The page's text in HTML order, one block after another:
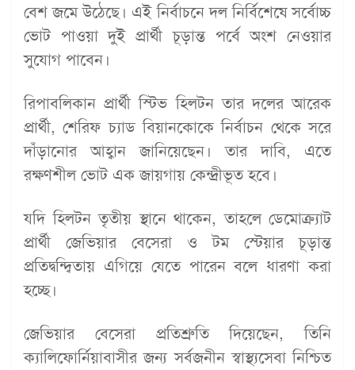
বেশ জমে উঠেছে। এই নির্বাচনে দল নির্বিশেষে সর্বোচ্চ
ভোট পাওয়া দুই প্রার্থী চূড়ান্ত পর্বে অংশ নেওয়ার
সুযোগ পাবেন।
রিপাবলিকান প্রার্থী স্টিভ হিলটন তার দলের আরেক
প্রার্থী, শেরিফ চ্যাড বিয়ানকোকে নির্বাচন থেকে সরে
দাঁড়ানোর আহ্বান জানিয়েছেন। তার দাবি, এতে
রক্ষণশীল ভোট এক জায়গায় কেন্দ্রীভূত হবে।
যদি হিলটন তৃতীয় স্থানে থাকেন, তাহলে ডেমোক্র্যাট
প্রার্থী জেভিয়ার বেসেরা ও টম স্টেয়ার চূড়ান্ত
প্রতিদ্বন্দ্বিতায় এগিয়ে যেতে পারেন বলে ধারণা করা
হচ্ছে।
জেভিয়ার বেসেরা প্রতিশ্রুতি দিয়েছেন, তিনি
ক্যালিফোর্নিয়াবাসীর জন্য সর্বজনীন স্বাস্থ্যসেবা নিশ্চিত